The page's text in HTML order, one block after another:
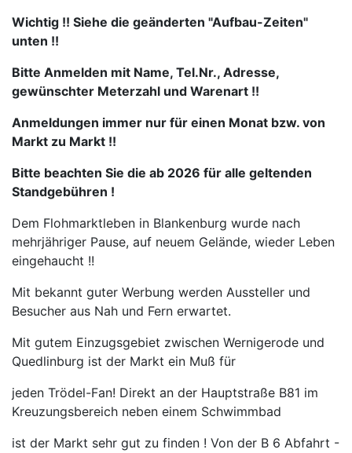
Wichtig !! Siehe die geänderten "Aufbau-Zeiten"
unten !!
Bitte Anmelden mit Name, Tel.Nr., Adresse,
gewünschter Meterzahl und Warenart !!
Anmeldungen immer nur für einen Monat bzw. von
Markt zu Markt !!
Bitte beachten Sie die ab 2026 für alle geltenden
Standgebühren !
Dem Flohmarktleben in Blankenburg wurde nach
mehrjähriger Pause, auf neuem Gelände, wieder Leben
eingehaucht !!
Mit bekannt guter Werbung werden Aussteller und
Besucher aus Nah und Fern erwartet.
Mit gutem Einzugsgebiet zwischen Wernigerode und
Quedlinburg ist der Markt ein Muß für
jeden Trödel-Fan! Direkt an der Hauptstraße B81 im
Kreuzungsbereich neben einem Schwimmbad
ist der Markt sehr gut zu finden ! Von der B 6 Abfahrt -